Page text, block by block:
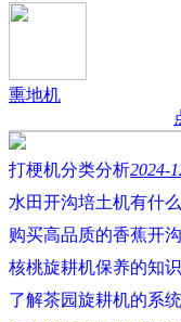
熏地机
打梗机分类分析2024-
水田开沟培土机有什
购买高品质的香蕉开
核桃旋耕机保养的知识
了解茶园旋耕机的系